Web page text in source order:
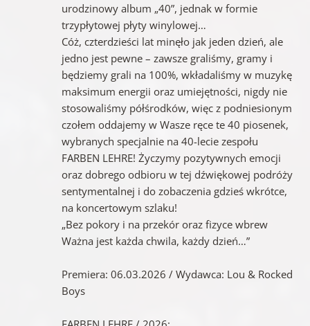
urodzinowy album „40”, jednak w formie
trzypłytowej płyty winylowej…
Cóż, czterdzieści lat minęło jak jeden dzień, ale
jedno jest pewne – zawsze graliśmy, gramy i
będziemy grali na 100%, wkładaliśmy w muzykę
maksimum energii oraz umiejętności, nigdy nie
stosowaliśmy półśrodków, więc z podniesionym
czołem oddajemy w Wasze ręce te 40 piosenek,
wybranych specjalnie na 40-lecie zespołu
FARBEN LEHRE! Życzymy pozytywnych emocji
oraz dobrego odbioru w tej dźwiękowej podróży
sentymentalnej i do zobaczenia gdzieś wkrótce,
na koncertowym szlaku!
„Bez pokory i na przekór oraz fizyce wbrew
Ważna jest każda chwila, każdy dzień…”
Premiera: 06.03.2026 / Wydawca: Lou & Rocked
Boys